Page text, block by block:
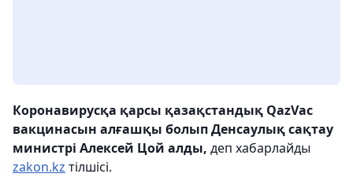
Коронавирусқа қарсы қазақстандық QazVac
вакцинасын алғашқы болып Денсаулық сақтау
министрі Алексей Цой алды, деп хабарлайды
zakon.kz тілшісі.